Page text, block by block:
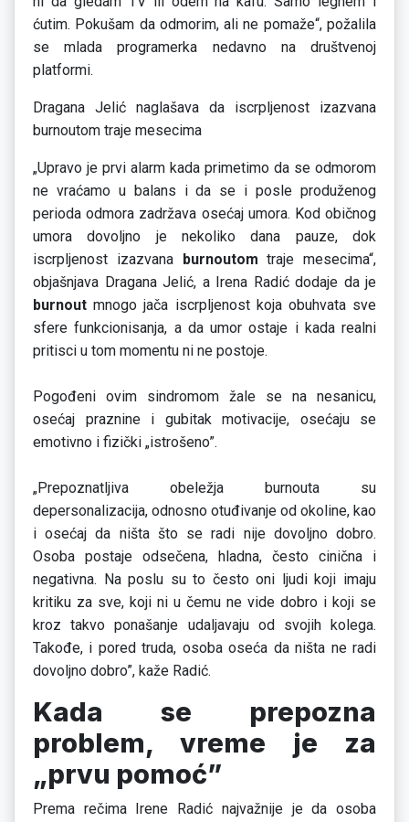
ćutim. Pokušam da odmorim, ali ne pomaže“, požalila
se mlada programerka nedavno na društvenoj
platformi.
Dragana Jelić naglašava da iscrpljenost izazvana
burnoutom traje mesecima
„Upravo je prvi alarm kada primetimo da se odmorom
ne vraćamo u balans i da se i posle produženog
perioda odmora zadržava osećaj umora. Kod običnog
umora dovoljno je nekoliko dana pauze, dok
iscrpljenost izazvana
burnoutom traje mesecima“,
objašnjava Dragana Jelić, a Irena Radić dodaje da je
burnout mnogo jača iscrpljenost koja obuhvata sve
sfere funkcionisanja, a da umor ostaje i kada realni
pritisci u tom momentu ni ne postoje.
Pogođeni ovim sindromom žale se na nesanicu,
osećaj praznine i gubitak motivacije, osećaju se
emotivno i fizički „istrošeno”.
„Prepoznatljiva obeležja burnouta su
depersonalizacija, odnosno otuđivanje od okoline, kao
i osećaj da ništa što se radi nije dovoljno dobro.
Osoba postaje odsečena, hladna, često cinična i
negativna. Na poslu su to često oni ljudi koji imaju
kritiku za sve, koji ni u čemu ne vide dobro i koji se
kroz takvo ponašanje udaljavaju od svojih kolega.
Takođe, i pored truda, osoba oseća da ništa ne radi
dovoljno dobro”, kaže Radić.
Kada se prepozna
problem, vreme je za
„prvu pomoć”
Prema rečima Irene Radić najvažnije je da osoba